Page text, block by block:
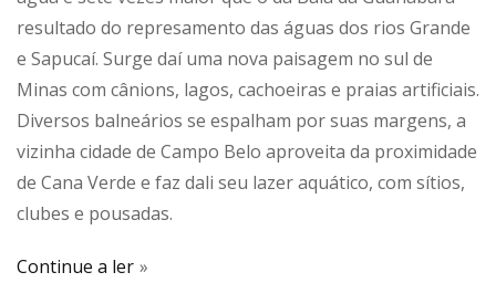
resultado do represamento das águas dos rios Grande
e Sapucaí. Surge daí uma nova paisagem no sul de
Minas com cânions, lagos, cachoeiras e praias artificiais.
Diversos balneários se espalham por suas margens, a
vizinha cidade de Campo Belo aproveita da proximidade
de Cana Verde e faz dali seu lazer aquático, com sítios,
clubes e pousadas.
Continue a ler